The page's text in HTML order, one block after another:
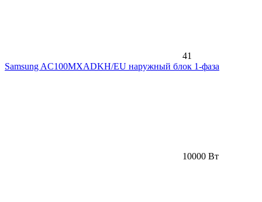
41
Samsung AC100MXADKH/EU наружный блок 1-фаза
10000 Вт